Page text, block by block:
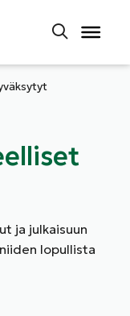
ja julkaisuun
lopullista